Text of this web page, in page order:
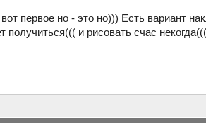
первое но - это но))) Есть вариант
получиться((( и рисовать счас некогда(((